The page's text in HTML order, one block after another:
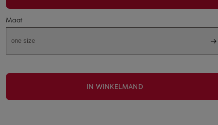
Maat
one size
IN WINKELMAND